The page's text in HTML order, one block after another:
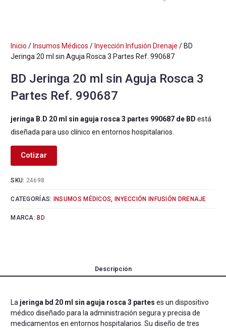
Inicio /Insumos Médicos /Inyección Infusión Drenaje / BD
Jeringa 20 ml sin Aguja Rosca 3 Partes Ref. 990687
BD Jeringa 20 ml sin Aguja Rosca 3
Partes Ref. 990687
jeringa B.D 20 ml sin aguja rosca 3 partes 990687 de BD está
diseñada para uso clínico en entornos hospitalarios.
Cotizar
SKU: 24698
CATEGORÍAS: INSUMOS MÉDICOS INYECCIÓN INFUSIÓN DRENAJE
MARCA:BD
Descripción
La jeringa bd 20 ml sin aguja rosca 3 partes es un dispositivo
médico diseñado para la administración segura y precisa de
medicamentos en entornos hospitalarios. Su diseño de tres